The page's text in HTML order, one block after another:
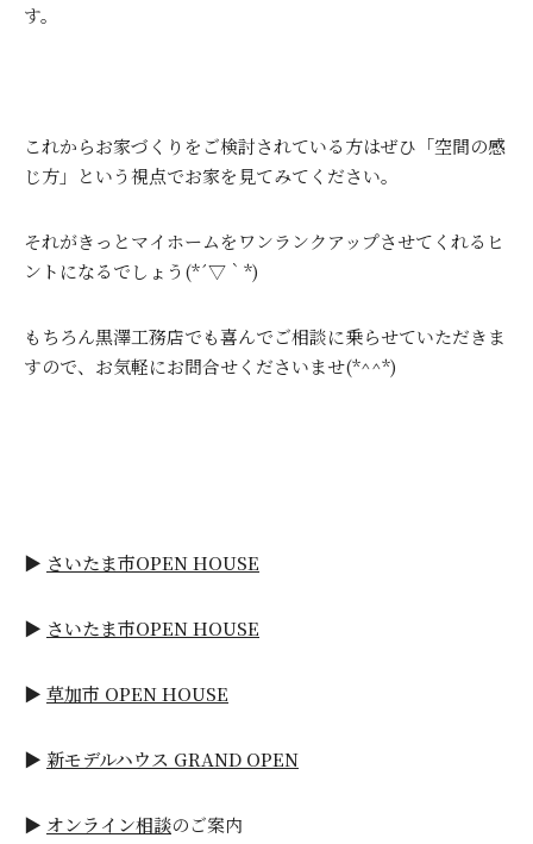
す。
これからお家づくりをご検討されている方はぜひ「空間の感
じ方」という視点でお家を見てみてください。
それがきっとマイホームをワンランクアップさせてくれるヒ
ントになるでしょう(*´▽｀*)
もちろん黒澤工務店でも喜んでご相談に乗らせていただきま
すので、お気軽にお問合せくださいませ(*^^*)
▶ さいたま市OPEN HOUSE
▶ さいたま市OPEN HOUSE
▶ 草加市 OPEN HOUSE
▶ 新モデルハウス GRAND OPEN
▶ オンライン相談のご案内